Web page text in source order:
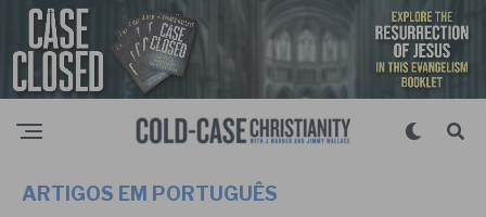
ARTIGOS EM PORTUGUÊS